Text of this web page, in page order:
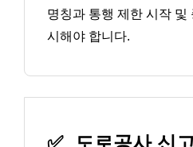
명칭과 통행 제한 시작 및
시해야 합니다.
✅ 도로공사 신